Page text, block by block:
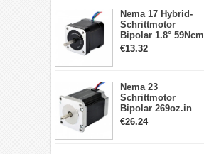
Schrittmotor
Nema 17 Hybrid-
Schrittmotor
Bipolar 1.8° 59Ncm
2A 4 Drähte mit 1m
€13.32
Nema 23
Schrittmotor
Bipolar 269oz.in
2,8A 57x57x76mm
€26.24